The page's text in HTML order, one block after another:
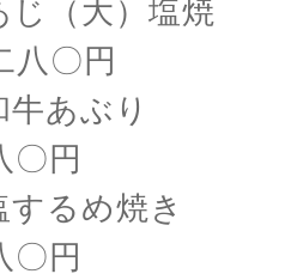
（大）塩焼
円
あぶり
円
るめ焼き
円